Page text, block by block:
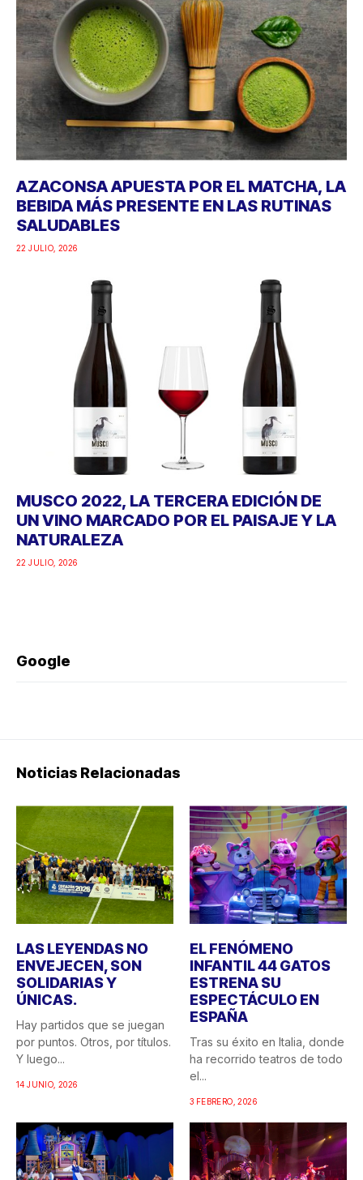
AZACONSA APUESTA POR EL MATCHA, LA
BEBIDA MÁS PRESENTE EN LAS RUTINAS
SALUDABLES
22 JULIO, 2026
MUSCO 2022, LA TERCERA EDICIÓN DE
UN VINO MARCADO POR EL PAISAJE Y LA
NATURALEZA
22 JULIO, 2026
Google
Noticias Relacionadas
LAS LEYENDAS NO
ENVEJECEN, SON
SOLIDARIAS Y
ÚNICAS.
Hay partidos que se juegan
por puntos. Otros, por títulos.
Y luego...
14 JUNIO, 2026
EL FENÓMENO
INFANTIL 44 GATOS
ESTRENA SU
ESPECTÁCULO EN
ESPAÑA
Tras su éxito en Italia, donde
ha recorrido teatros de todo
el...
3 FEBRERO, 2026